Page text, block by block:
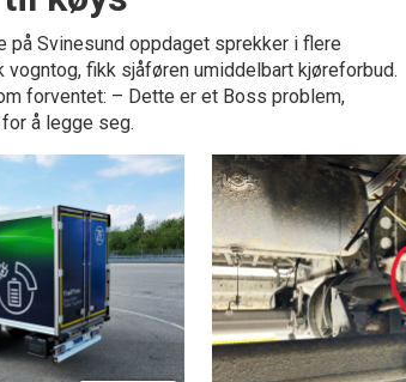
på Svinesund oppdaget sprekker i flere
fikk sjåføren umiddelbart kjøreforbud.
forventet: – Dette er et Boss problem,
å legge seg.